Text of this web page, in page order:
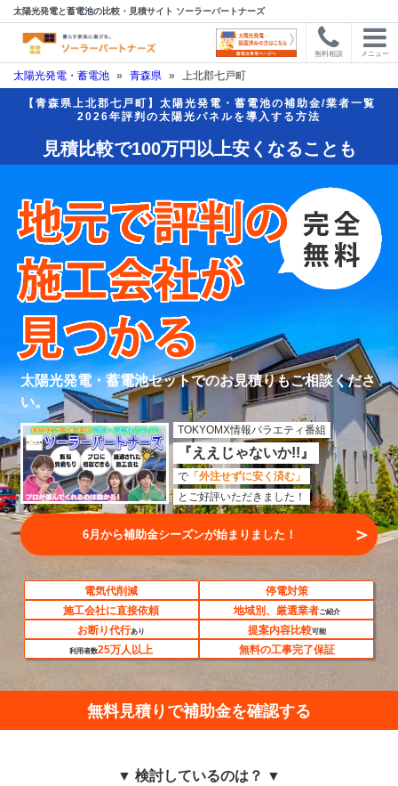
太陽光発電と蓄電池の比較・見積サイト ソーラーパートナーズ
無料相談 メニュー
太陽光発電・蓄電池 » 青森県 » 上北郡七戸町
【青森県上北郡七戸町】太陽光発電・蓄電池の補助金/業者一覧
2026年評判の太陽光パネルを導入する方法
見積比較で100万円以上安くなることも
太陽光発電・蓄電池セットでのお見積りもご相談くださ
い。
TOKYOMX情報バラエティ番組
『ええじゃないか!!』
で 「外注せずに安く済む」
とご好評いただきました！
6月から補助金シーズンが始まりました！ ＞
電気代削減
停電対策
施工会社に直接依頼
地域別、厳選業者ご紹介
お断り代行あり 提案内容比較可能
利用者数25万人以上 無料の工事完了保証
無料見積りで補助金を確認する
▼ 検討しているのは？ ▼